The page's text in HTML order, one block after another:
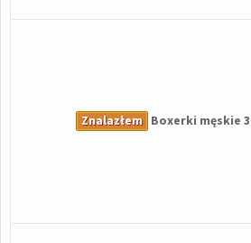
Znalazłem Boxerki męskie